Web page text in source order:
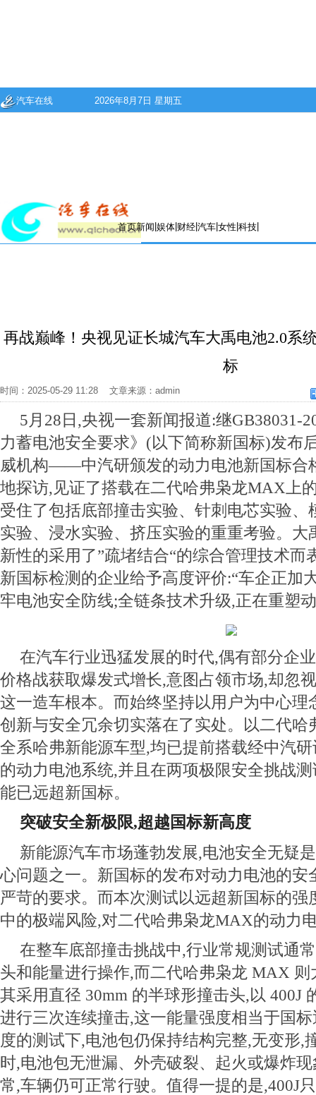
汽车在线 2026年8月7日 星期五
首页新闻 娱体 财经 汽车 女性 科技
再战巅峰！央视见证长城汽车大禹电池2.0系
标
时间：2025-05-29 11:28 文章来源：admin
5月28日,央视一套新闻报道:继GB38031-
力蓄电池安全要求》(以下简称新国标)发布
威机构——中汽研颁发的动力电池新国标合
地探访,见证了搭载在二代哈弗枭龙MAX上
受住了包括底部撞击实验、针刺电芯实验、
实验、浸水实验、挤压实验的重重考验。大
新性的采用了”疏堵结合“的综合管理技术而
新国标检测的企业给予高度评价:“车企正加
牢电池安全防线;全链条技术升级,正在重塑
在汽车行业迅猛发展的时代,偶有部分企
价格战获取爆发式增长,意图占领市场,却忽
这一造车根本。而始终坚持以用户为中心理
创新与安全冗余切实落在了实处。以二代
全系哈弗新能源车型,均已提前搭载经中汽
的动力电池系统,并且在两项极限安全挑战
能已远超新国标。
突破安全新极限,超越国标新高度
新能源汽车市场蓬勃发展,电池安全无疑
心问题之一。新国标的发布对动力电池的安
严苛的要求。而本次测试以远超新国标的强
中的极端风险,对二代哈弗枭龙MAX的动力
在整车底部撞击挑战中,行业常规测试通
头和能量进行操作,而二代哈弗枭龙 MAX
其采用直径 30mm 的半球形撞击头,以 400J
进行三次连续撞击,这一能量强度相当于国
度的测试下,电池包仍保持结构完整,无变形,
时,电池包无泄漏、外壳破裂、起火或爆炸
常,车辆仍可正常行驶。值得一提的是,400J